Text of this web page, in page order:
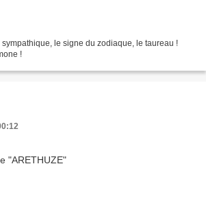
le signe du zodiaque, le taureau !
!